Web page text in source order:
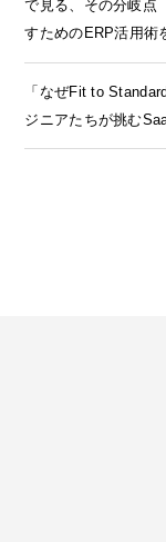
で見る、その分岐点
すためのERP活用術
「なぜFit to
ジニアたちが挑む